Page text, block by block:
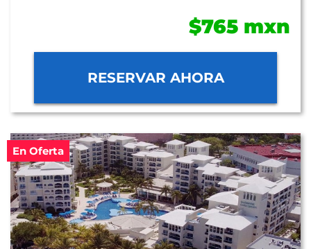
$765 mxn
RESERVAR AHORA
En Oferta